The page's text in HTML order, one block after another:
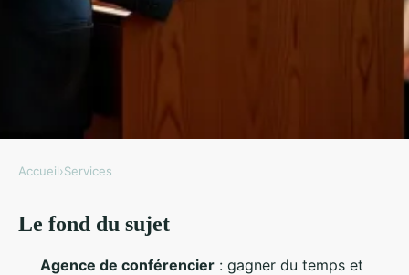
Sélectionner un conférencier
inspirant pour votre événement
Accueil›Services
Le fond du sujet
Agence de conférencier : gagner du temps et